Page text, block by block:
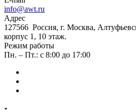
info@awt.ru
Адрес
127566 Россия, г. Москва,
корпус 1, 10 этаж.
Режим работы
Пн. – Пт.: с 8:00 до 17:00